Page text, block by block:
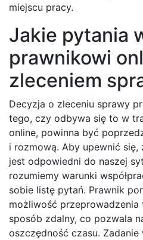
miejscu pracy.
Jakie pytania
prawnikowi
zleceniem
Decyzja o zleceniu sprawy
tego, czy odbywa się to w
online, powinna być
i rozmową. Aby upewnić się,
jest odpowiedni do naszej
rozumiemy warunki
sobie listę pytań. Prawnik
możliwość
sposób zdalny, co pozwala
oszczędność czasu. Zadanie